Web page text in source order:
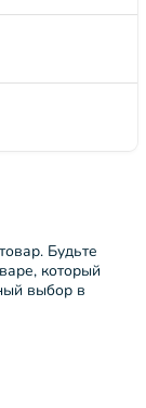
Будьте
который
выбор в